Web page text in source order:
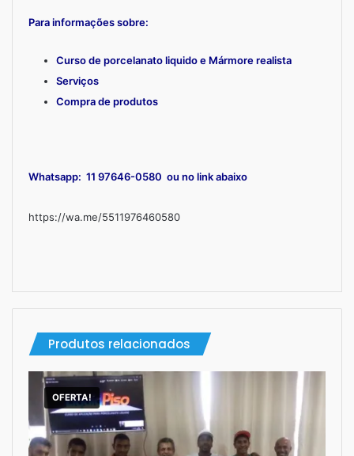
Para informações sobre:
Curso de porcelanato liquido e Mármore realista
Serviços
Compra de produtos
Whatsapp: 11 97646-0580 ou no link abaixo
https://wa.me/5511976460580
Produtos relacionados
OFERTA!